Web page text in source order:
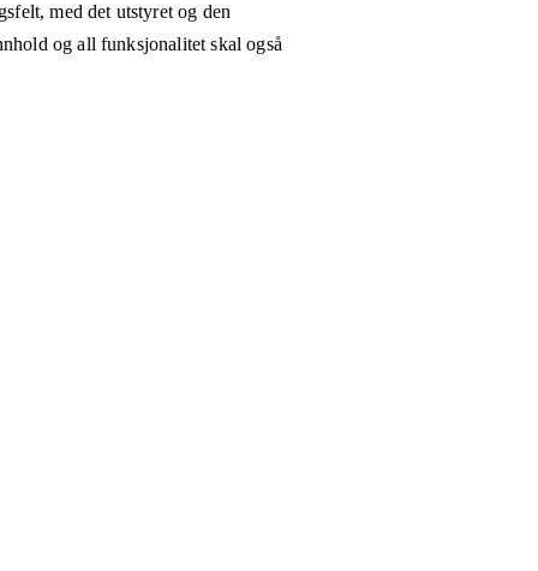
med det utstyret og den
og all funksjonalitet skal også